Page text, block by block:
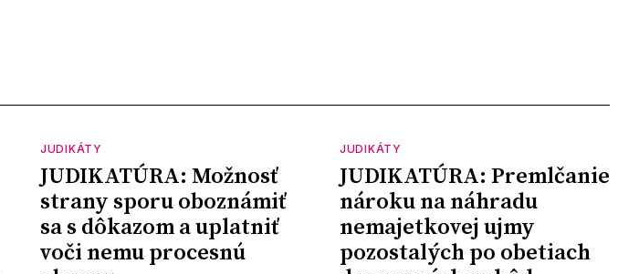
JUDIKÁTY
JUDIKATÚRA: Možnosť
strany sporu oboznámiť
sa s dôkazom a uplatniť
voči nemu procesnú
JUDIKÁTY
JUDIKATÚRA: Premlčanie
nároku na náhradu
nemajetkovej ujmy
pozostalých po obetiach